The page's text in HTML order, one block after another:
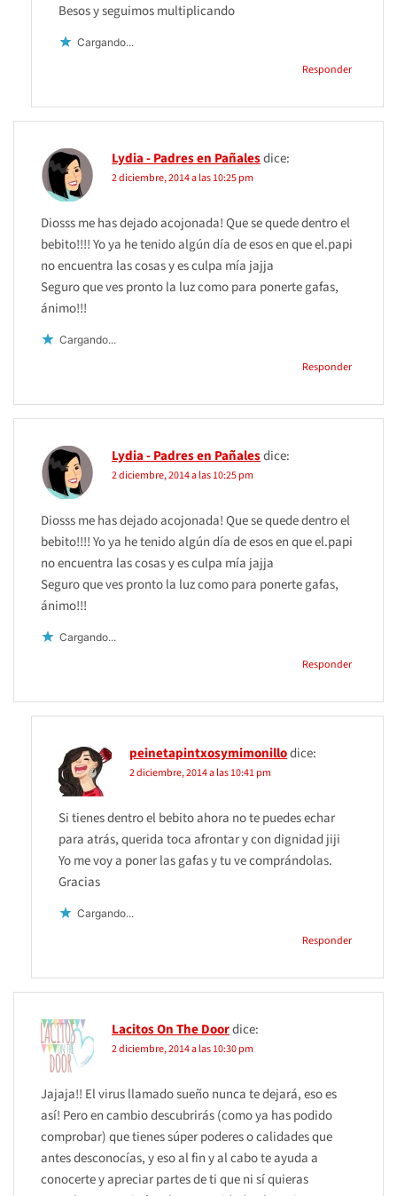
Besos y seguimos multiplicando
Cargando...
Responder
Lydia - Padres en Pañalesdice:
2 diciembre, 2014 a las 10:25 pm
Diosss me has dejado acojonada! Que se quede dentro el
bebito!!!! Yo ya he tenido algún día de esos en que el.papi
no encuentra las cosas y es culpa mía jajja
Seguro que ves pronto la luz como para ponerte gafas,
ánimo!!!
Cargando...
Responder
Lydia - Padres en Pañalesdice:
2 diciembre, 2014 a las 10:25 pm
Diosss me has dejado acojonada! Que se quede dentro el
bebito!!!! Yo ya he tenido algún día de esos en que el.papi
no encuentra las cosas y es culpa mía jajja
Seguro que ves pronto la luz como para ponerte gafas,
ánimo!!!
Cargando...
Responder
peinetapintxosymimonillodice:
2 diciembre, 2014 a las 10:41 pm
Si tienes dentro el bebito ahora no te puedes echar
para atrás, querida toca afrontar y con dignidad jiji
Yo me voy a poner las gafas y tu ve comprándolas.
Gracias
Cargando...
Responder
Lacitos On The Doordice:
2 diciembre, 2014 a las 10:30 pm
Jajaja!! El virus llamado sueño nunca te dejará, eso es
así! Pero en cambio descubrirás (como ya has podido
comprobar) que tienes súper poderes o calidades que
antes desconocías, y eso al fin y al cabo te ayuda a
conocerte y apreciar partes de ti que ni sí quieras